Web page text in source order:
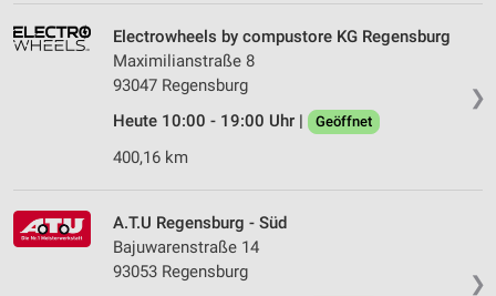
❯
Electrowheels by compustore KG Regensburg
Maximilianstraße 8
93047 Regensburg
Heute 10:00 - 19:00 Uhr |
Geöffnet
400,16 km
❯
A.T.U Regensburg - Süd
Bajuwarenstraße 14
93053 Regensburg